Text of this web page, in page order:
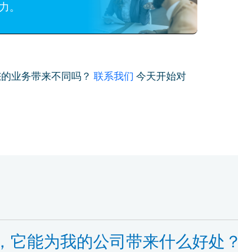
。
业务带来不同吗？联系我们 今天开始对
它能为我的公司带来什么好处？